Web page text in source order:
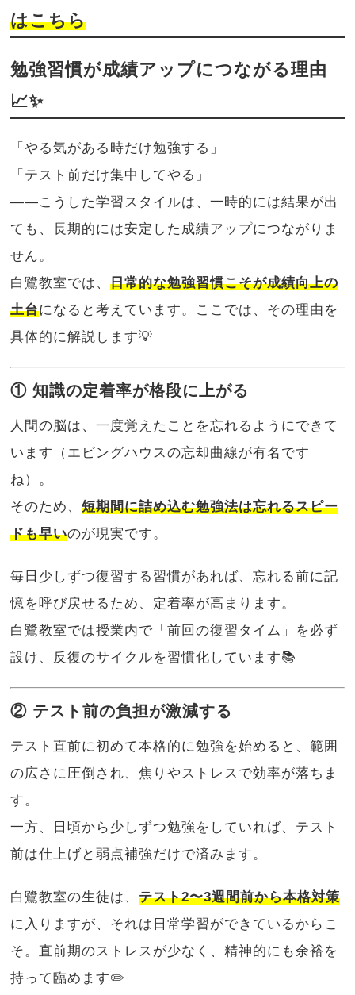
はこちら
勉強習慣が成績アップにつながる理由
📈✨
「やる気がある時だけ勉強する」
「テスト前だけ集中してやる」
——こうした学習スタイルは、一時的には結果が出
ても、長期的には安定した成績アップにつながりま
せん。
白鷺教室では、日常的な勉強習慣こそが成績向上の
土台になると考えています。ここでは、その理由を
具体的に解説します💡
① 知識の定着率が格段に上がる
人間の脳は、一度覚えたことを忘れるようにできて
います（エビングハウスの忘却曲線が有名です
ね）。
そのため、短期間に詰め込む勉強法は忘れるスピー
ドも早いのが現実です。
毎日少しずつ復習する習慣があれば、忘れる前に記
憶を呼び戻せるため、定着率が高まります。
白鷺教室では授業内で「前回の復習タイム」を必ず
設け、反復のサイクルを習慣化しています📚
② テスト前の負担が激減する
テスト直前に初めて本格的に勉強を始めると、範囲
の広さに圧倒され、焦りやストレスで効率が落ちま
す。
一方、日頃から少しずつ勉強をしていれば、テスト
前は仕上げと弱点補強だけで済みます。
白鷺教室の生徒は、テスト2〜3週間前から本格対策
に入りますが、それは日常学習ができているからこ
そ。直前期のストレスが少なく、精神的にも余裕を
持って臨めます✏️